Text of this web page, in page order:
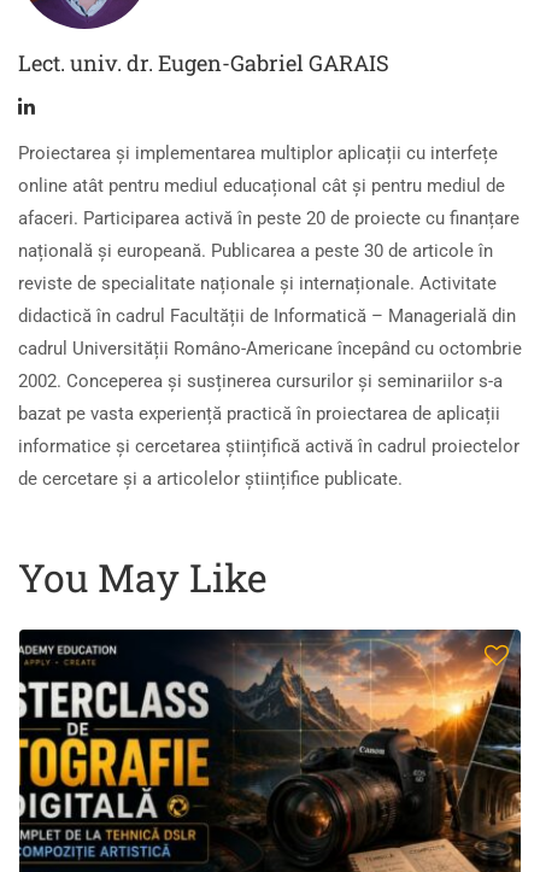
Lect. univ. dr. Eugen-Gabriel GARAIS
Proiectarea și implementarea multiplor aplicații cu interfețe
online atât pentru mediul educațional cât și pentru mediul de
afaceri. Participarea activă în peste 20 de proiecte cu finanțare
națională și europeană. Publicarea a peste 30 de articole în
reviste de specialitate naționale și internaționale. Activitate
didactică în cadrul Facultății de Informatică – Managerială din
cadrul Universității Româno-Americane începând cu octombrie
2002. Conceperea și susținerea cursurilor și seminariilor s-a
bazat pe vasta experiență practică în proiectarea de aplicații
informatice și cercetarea științifică activă în cadrul proiectelor
de cercetare și a articolelor științifice publicate.
You May Like